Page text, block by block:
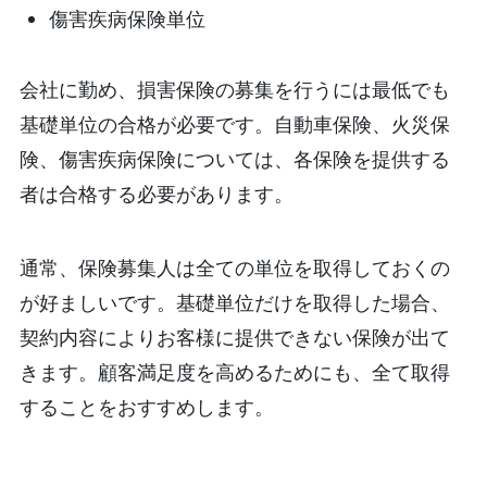
傷害疾病保険単位
会社に勤め、損害保険の募集を行うには最低でも
基礎単位の合格が必要です。自動車保険、火災保
険、傷害疾病保険については、各保険を提供する
者は合格する必要があります。
通常、保険募集人は全ての単位を取得しておくの
が好ましいです。基礎単位だけを取得した場合、
契約内容によりお客様に提供できない保険が出て
きます。顧客満足度を高めるためにも、全て取得
することをおすすめします。